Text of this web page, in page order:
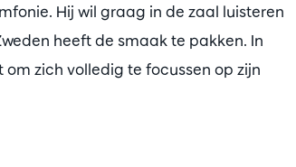
Hij wil graag in de zaal luisteren
heeft de smaak te pakken. In
zich volledig te focussen op zijn